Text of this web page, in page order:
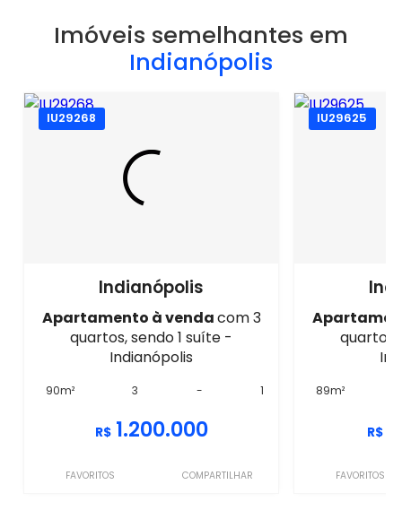
Imóveis semelhantes em
Indianópolis
IU29268
Indianópolis
Apartamento à vendacom 3
quartos, sendo 1 suíte -
Indianópolis
90m² 3 - 1
R$ 1.200.000
FAVORITOS COMPARTILHAR
IU29625
quartos,
89m²
R$
FAVORITOS